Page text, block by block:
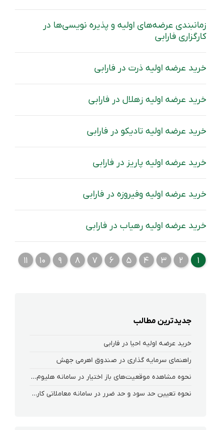
زمانبندی عرضه‌های اولیه و پذیره نویسی‌ها در
کارگزاری فارابی
خرید عرضه اولیه ذرت در فارابی
خرید عرضه اولیه زهلال در فارابی
خرید عرضه‌ اولیه تادیکو در فارابی
خرید عرضه اولیه پاریز در فارابی
خرید عرضه‌ اولیه وفیروزه در فارابی
خرید عرضه اولیه رهیاب در فارابی
١ ٢ ٣ ۴ ۵ ۶ ٧ ٨ ٩ ١٠ ١١
جدیدترین مطالب
خرید عرضه اولیه احیا در فارابی
راهنمای سرمایه گذاری در صندوق اهرمی جهش
نحوه‌ مشاهده‌ موقعیت‌های باز اختیار در سامانه هلیوم و نکست
نحوه تعیین حد سود و حد ضرر در سامانه معاملاتی کارگزاری فارابی